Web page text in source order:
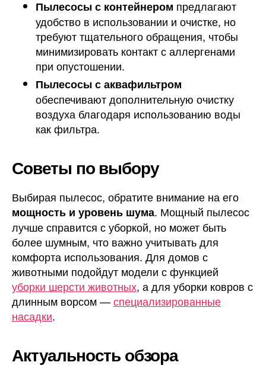
Пылесосы с контейнером предлагают
удобство в использовании и очистке, но
требуют тщательного обращения, чтобы
минимизировать контакт с аллергенами
при опустошении.
Пылесосы с аквафильтром
обеспечивают дополнительную очистку
воздуха благодаря использованию воды
как фильтра.
Советы по выбору
Выбирая пылесос, обратите внимание на его
мощность и уровень шума. Мощный пылесос
лучше справится с уборкой, но может быть
более шумным, что важно учитывать для
комфорта использования. Для домов с
животными подойдут модели с функцией
уборки шерсти животных, а для уборки ковров с
длинным ворсом —специализированные
насадки.
Актуальность обзора